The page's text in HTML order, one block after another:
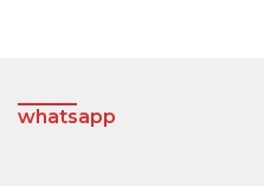
whatsapp